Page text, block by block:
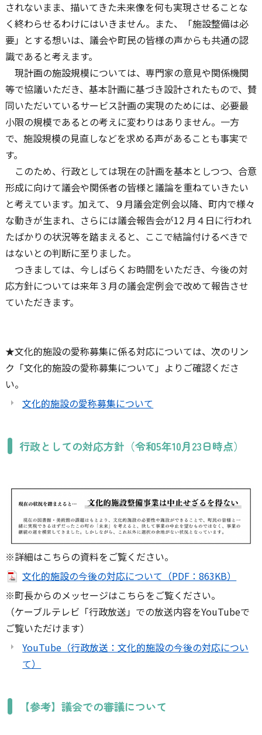
されないまま、描いてきた未来像を何も実現させることな
く終わらせるわけにはいきません。また、「施設整備は必
要」とする想いは、議会や町民の皆様の声からも共通の認
識であると考えます。
現計画の施設規模については、専門家の意見や関係機関
等で協議いただき、基本計画に基づき設計されたもので、賛
同いただいているサービス計画の実現のためには、必要最
小限の規模であるとの考えに変わりはありません。一方
で、施設規模の見直しなどを求める声があることも事実で
す。
このため、行政としては現在の計画を基本としつつ、合意
形成に向けて議会や関係者の皆様と議論を重ねていきたい
と考えています。加えて、９月議会定例会以降、町内で様々
な動きが生まれ、さらには議会報告会が12 月４日に行われ
たばかりの状況等を踏まえると、ここで結論付けるべきで
はないとの判断に至りました。
つきましては、今しばらくお時間をいただき、今後の対
応方針については来年３月の議会定例会で改めて報告させ
ていただきます。
★文化的施設の愛称募集に係る対応については、次のリン
ク「文化的施設の愛称募集について」よりご確認くださ
い。
文化的施設の愛称募集について
行政としての対応方針（令和5年10月23日時点）
※詳細はこちらの資料をご覧ください。
文化的施設の今後の対応について（PDF：863KB）
※町長からのメッセージはこちらをご覧ください。
（ケーブルテレビ「行政放送」での放送内容をYouTubeで
ご覧いただけます）
YouTube（行政放送：文化的施設の今後の対応につい
て）
【参考】議会での審議について